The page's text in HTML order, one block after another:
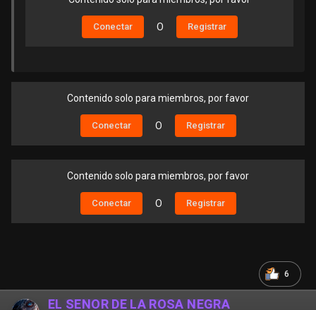
Conectar O Registrar
Contenido solo para miembros, por favor
Conectar O Registrar
Contenido solo para miembros, por favor
Conectar O Registrar
6
EL SEÑOR DE LA ROSA NEGRA